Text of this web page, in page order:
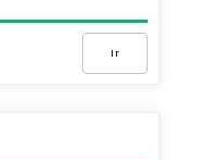
Ir